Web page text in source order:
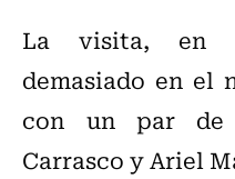
La visita, en
demasiado en el
con un par de
Carrasco y Ariel